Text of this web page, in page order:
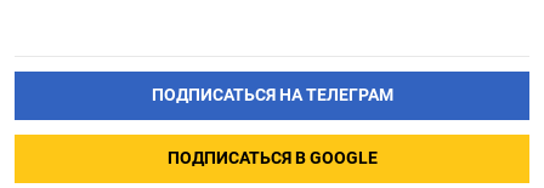
ПОДПИСАТЬСЯ НА ТЕЛЕГРАМ
ПОДПИСАТЬСЯ В GOOGLE